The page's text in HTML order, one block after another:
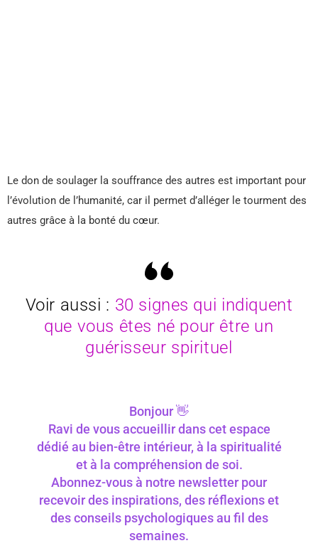
Le don de soulager la souffrance des autres est important pour
l’évolution de l’humanité, car il permet d’alléger le tourment des
autres grâce à la bonté du cœur.
Voir aussi : 30 signes qui indiquent
que vous êtes né pour être un
guérisseur spirituel
Bonjour 👋
Ravi de vous accueillir dans cet espace
dédié au bien-être intérieur, à la spiritualité
et à la compréhension de soi.
Abonnez-vous à notre newsletter pour
recevoir des inspirations, des réflexions et
des conseils psychologiques au fil des
semaines.